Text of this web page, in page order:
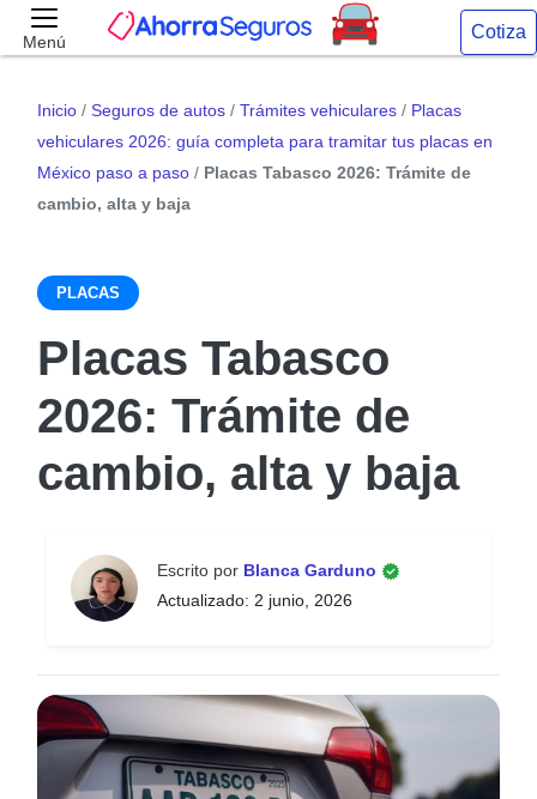
Menú Cotiza
Inicio / Seguros de autos / Trámites vehiculares / Placas
vehiculares 2026: guía completa para tramitar tus placas en
México paso a paso / Placas Tabasco 2026: Trámite de
cambio, alta y baja
PLACAS
Placas Tabasco
2026: Trámite de
cambio, alta y baja
Escrito por Blanca Garduno
Actualizado: 2 junio, 2026